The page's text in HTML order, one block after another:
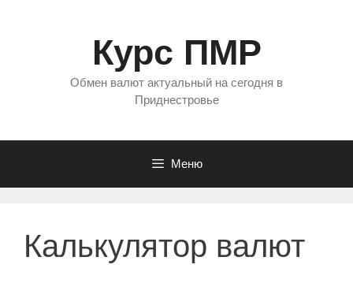
Курс ПМР
Обмен валют актуальный на сегодня в
Приднестровье
Меню
Калькулятор валют